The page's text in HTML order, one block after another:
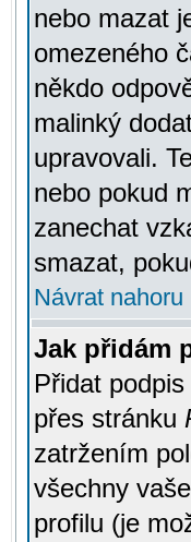
nebo mazat
omezeného
někdo
malinký
upravovali.
nebo pokud
zanechat
smazat,
Návrat nahoru
Jak přidám
Přidat
přes stránku
zatržením
všechny
profilu (je